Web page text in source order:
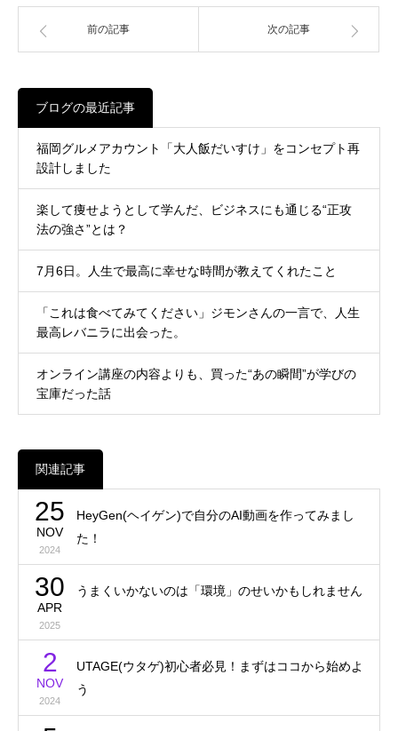
前の記事 次の記事
ブログの最近記事
福岡グルメアカウント「大人飯だいすけ」をコンセプト再
設計しました
楽して痩せようとして学んだ、ビジネスにも通じる“正攻
法の強さ”とは？
7月6日。人生で最高に幸せな時間が教えてくれたこと
「これは食べてみてください」ジモンさんの一言で、人生
最高レバニラに出会った。
オンライン講座の内容よりも、買った“あの瞬間”が学びの
宝庫だった話
関連記事
25
NOV
2024
HeyGen(ヘイゲン)で自分のAI動画を作ってみまし
た！
30
APR
2025
うまくいかないのは「環境」のせいかもしれません
2
NOV
2024
UTAGE(ウタゲ)初心者必見！まずはココから始めよ
う